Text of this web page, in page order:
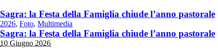
Sagra: la Festa della Famiglia chiude l’anno pastorale
2026, Foto, Multimedia
Sagra: la Festa della Famiglia chiude l’anno pastorale
10 Giugno 2026